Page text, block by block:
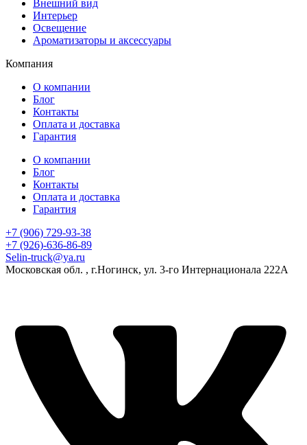
Внешний вид
Интерьер
Освещение
Ароматизаторы и аксессуары
Компания
О компании
Блог
Контакты
Оплата и доставка
Гарантия
О компании
Блог
Контакты
Оплата и доставка
Гарантия
+7 (906) 729-93-38
+7 (926)-636-86-89
Selin-truck@ya.ru
Московская обл. , г.Ногинск, ул. 3-го Интернационала 222А